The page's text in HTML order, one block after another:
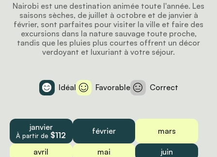
Nairobi est une destination animée toute l'année. Les
saisons sèches, de juillet à octobre et de janvier à
février, sont parfaites pour visiter la ville et faire des
excursions dans la nature sauvage toute proche,
tandis que les pluies plus courtes offrent un décor
verdoyant et luxuriant à votre séjour.
Idéal Favorable Correct
janvier
À partir de $112 février mars
avril mai
juin